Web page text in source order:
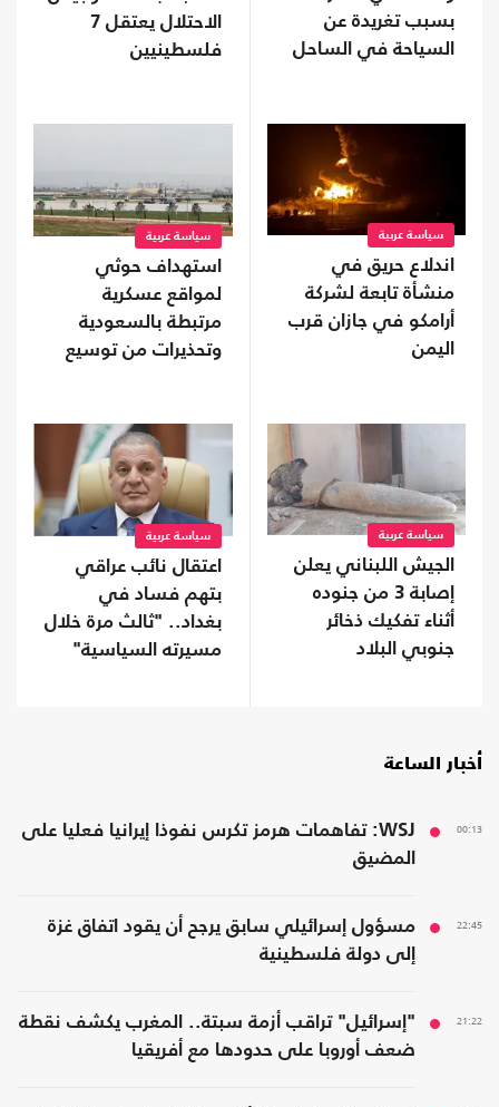
بسبب تغريدة عن
السياحة في الساحل
الاحتلال يعتقل 7
فلسطينيين
سياسة عربية
اندلاع حريق في
منشأة تابعة لشركة
أرامكو في جازان قرب
اليمن
سياسة عربية
استهداف حوثي
لمواقع عسكرية
مرتبطة بالسعودية
وتحذيرات من توسيع
سياسة عربية
الجيش اللبناني يعلن
إصابة 3 من جنوده
أثناء تفكيك ذخائر
جنوبي البلاد
سياسة عربية
اعتقال نائب عراقي
بتهم فساد في
بغداد.. "ثالث مرة خلال
مسيرته السياسية"
أخبار الساعة
00:13
WSJ: تفاهمات هرمز تكرس نفوذا إيرانيا فعليا على
المضيق
22:45
مسؤول إسرائيلي سابق يرجح أن يقود اتفاق غزة
إلى دولة فلسطينية
21:22
"إسرائيل" تراقب أزمة سبتة.. المغرب يكشف نقطة
ضعف أوروبا على حدودها مع أفريقيا